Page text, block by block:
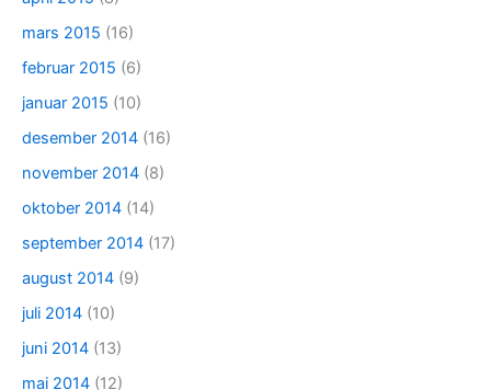
mars 2015 (16)
februar 2015 (6)
januar 2015 (10)
desember 2014 (16)
november 2014 (8)
oktober 2014 (14)
september 2014 (17)
august 2014 (9)
juli 2014 (10)
juni 2014 (13)
mai 2014 (12)